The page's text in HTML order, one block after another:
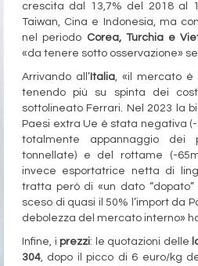
crescita dal 13,7% del 2018 al
Taiwan, Cina e Indonesia, ma
nel periodo Corea, Turchia e
«da tenere sotto osservazione»
Arrivando all’ Italia, «il mercato è
tenendo più su spinta dei
sottolineato Ferrari. Nel 2023 la
Paesi extra Ue è stata negativa
totalmente appannaggio dei
tonnellate) e del rottame (-
invece esportatrice netta di
tratta però di «un dato
sceso di quasi il 50% l’import da
debolezza del mercato interno»
Infine, i prezzi: le quotazioni delle
304, dopo il picco di 6 euro/kg